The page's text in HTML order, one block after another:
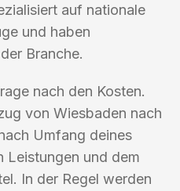
auf nationale
und haben
Branche.
nach den Kosten.
von Wiesbaden nach
Umfang deines
Leistungen und dem
In der Regel werden